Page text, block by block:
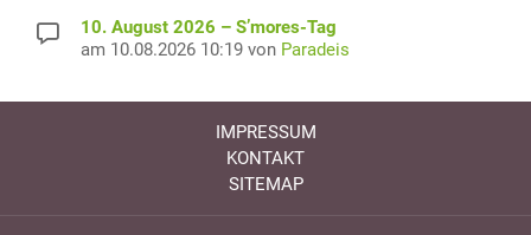
10. August 2026 – S’mores-Tag
am 10.08.2026 10:19 von Paradeis
IMPRESSUM
KONTAKT
SITEMAP